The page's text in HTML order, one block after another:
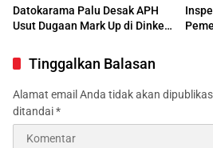
Datokarama Palu Desak APH
Usut Dugaan Mark Up di Dinkes
DP3AP2KB Parigi Moutong
Tinggalkan Balasan
Alamat email Anda tidak akan
ditandai*